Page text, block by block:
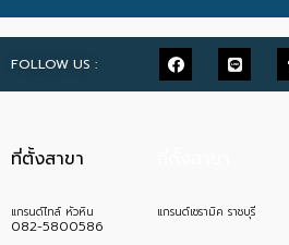
FOLLOW US :
ที่ตั้งสาขา
แกรนด์ไทล์ หัวหิน
082-5800586
แกรนด์เซรามิค ราชบุรี